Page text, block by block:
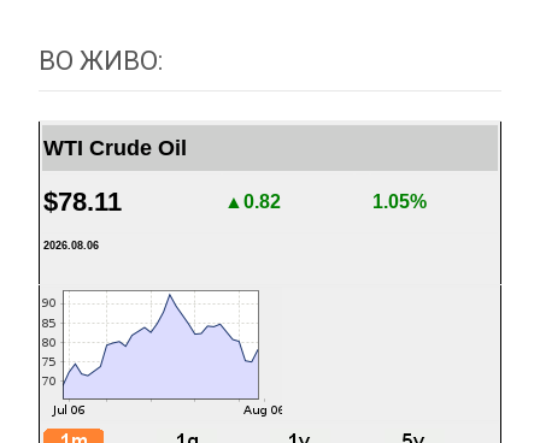
ВО ЖИВО:
WTI Crude Oil
$78.11 ▲0.82 1.05%
2026.08.06